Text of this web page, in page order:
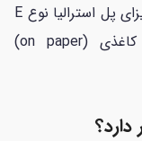
انجام دهید. لازم به ذکر است، برای اخذ ویزای پل استرالیا نوع E
(ساب کلاس 051) فقط باید به‌صورت کاغذی (on paper)
دارد؟